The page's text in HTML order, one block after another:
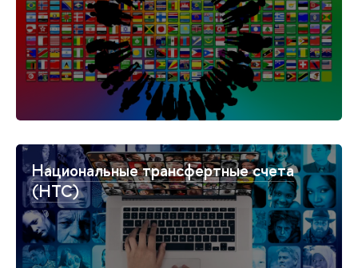
Национальные трансфертные счета
(НТС)